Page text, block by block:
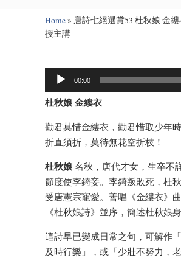
Home» 唐詩七絕選賞53 杜秋娘 金
授主講
Audio
Player
00:00
杜秋娘 金縷衣
勸君莫惜金縷衣，勸君惜取少年
折直須折，莫待無花空折枝！
杜秋娘 名秋，唐代才女，生卒不
節度使李錡妾。李錡叛敗死，杜
受唐憲宗寵愛。善唱《金縷衣》
《杜秋娘詩》並序，簡述杜秋娘身
這詩早已變成日常之句，可解作
及時行樂」，或「少壯不努力，